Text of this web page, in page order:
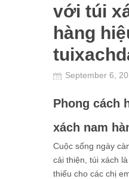
với túi
hàng
September 6,
Phong cách
xách nam
Cuộc sống ngày
cải thiện, túi xách
thiếu cho các chị